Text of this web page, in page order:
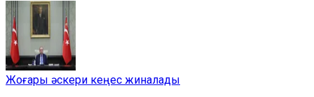
Жоғары әскери кеңес жиналады